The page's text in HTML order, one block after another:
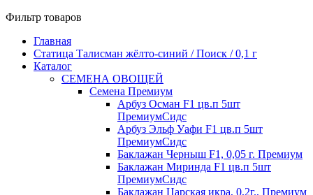
Фильтр товаров
Главная
Статица Талисман жёлто-синий / Поиск / 0,1 г
Каталог
СЕМЕНА ОВОЩЕЙ
Семена Премиум
Арбуз Осман F1 цв.п 5шт
ПремиумСидс
Арбуз Эльф Уафи F1 цв.п 5шт
ПремиумСидс
Баклажан Черныш F1, 0,05 г. Премиум
Баклажан Миринда F1 цв.п 5шт
ПремиумСидс
Баклажан Царская икра, 0,2г., Премиум